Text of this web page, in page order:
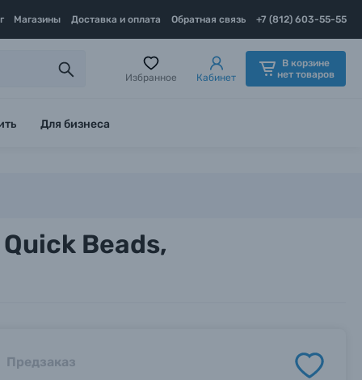
Магазины Доставка и оплата Обратная связь +7 (812) 603-55-55
Избранное Кабинет
В корзине
нет товаров
Для бизнеса
Beads,
Предзаказ